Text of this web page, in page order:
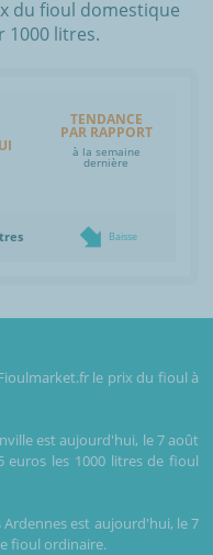
du fioul domestique
1000 litres.
TENDANCE
PAR RAPPORT
à la semaine
dernière
Baisse
le prix du fioul à
est aujourd'hui, le 7 août
euros les 1000 litres de fioul
est aujourd'hui, le 7
fioul ordinaire.